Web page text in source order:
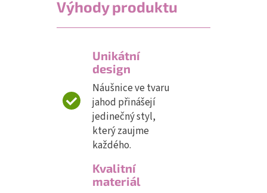
Výhody produktu
Unikátní
design
Náušnice ve tvaru
jahod přinášejí
jedinečný styl,
který zaujme
každého.
Kvalitní
materiál